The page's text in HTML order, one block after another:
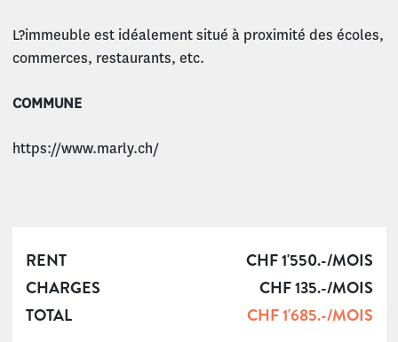
L?immeuble est idéalement situé à proximité des écoles,
commerces, restaurants, etc.
COMMUNE
https://www.marly.ch/
RENT
CHF 1'550.-/MOIS
CHARGES
CHF 135.-/MOIS
TOTAL
CHF 1'685.-/MOIS